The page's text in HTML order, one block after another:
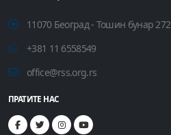
11070 Београд - Тошин бунар 272
+381 11 6558549
office@rss.org.rs
ПРАТИТЕ НАС